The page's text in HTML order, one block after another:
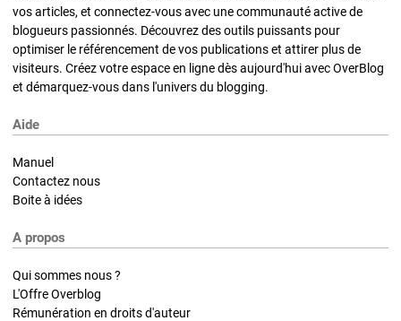
vos articles, et connectez-vous avec une communauté active de
blogueurs passionnés. Découvrez des outils puissants pour
optimiser le référencement de vos publications et attirer plus de
visiteurs. Créez votre espace en ligne dès aujourd'hui avec OverBlog
et démarquez-vous dans l'univers du blogging.
Aide
Manuel
Contactez nous
Boite à idées
A propos
Qui sommes nous ?
L'Offre Overblog
Rémunération en droits d'auteur